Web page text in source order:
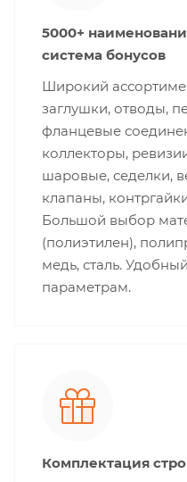
5000+
система бонусов
Широкий
заглушки, отводы,
фланцевые
коллекторы,
шаровые, седелки,
клапаны,
Большой выбор
(полиэтилен),
медь, сталь.
параметрам.
Комплектация